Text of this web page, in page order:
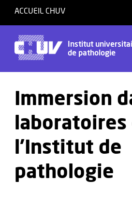
ACCUEIL CHUV
Institut
de pathologie
Immersion
laboratoires
l'Institut de
pathologie